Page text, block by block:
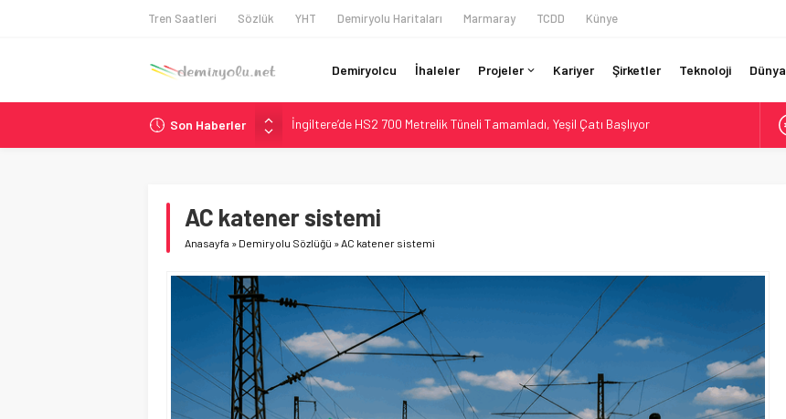
Tren Saatleri Sözlük YHT Demiryolu Haritaları Marmaray TCDD Künye
Demiryolcu İhaleler Projeler Kariyer Şirketler Teknoloji Dünya
Son Haberler
İngiltere: Leicester Garı’na Yol Projesinden 10 Milyon Sterlin Aktarıldı
AB, 431 Kentsel Düğüme Veri Raporlama Zorunluluğu Getirdi
Anket: Macaristan, İsveç, İspanya Demiryolu Yatırımında Öncü
AC katener sistemi
Anasayfa » Demiryolu Sözlüğü »AC katener sistemi